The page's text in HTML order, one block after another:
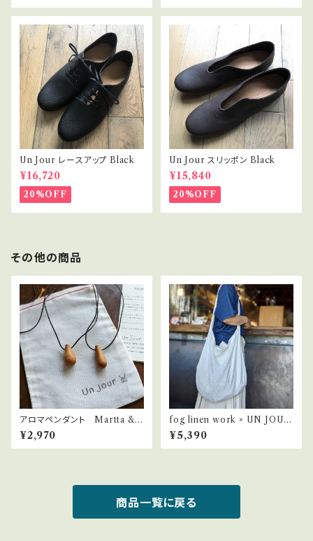
Un Jour レースアップ Black
¥16,720
20%OFF
Un Jour スリッポン Black
¥15,840
20%OFF
その他の商品
アロマペンダント Martta & R
itta（マルッタ＆リッタ）
¥2,970
fog linen work × UN JOUR
リネン ワンハンドル バッグ
¥5,390
商品一覧に戻る